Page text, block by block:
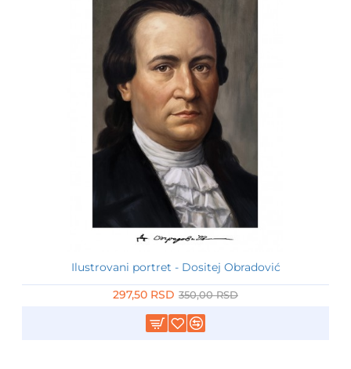
Ilustrovani portret - Dositej Obradović
297,50 RSD 350,00 RSD